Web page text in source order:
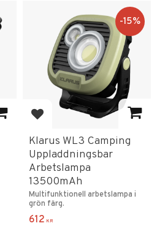
Add to favorites
Klarus WL3 Camping
Uppladdningsbar
Arbetslampa
13500mAh
Multifunktionell arbetslampa i
grön färg.
612 KR
15%